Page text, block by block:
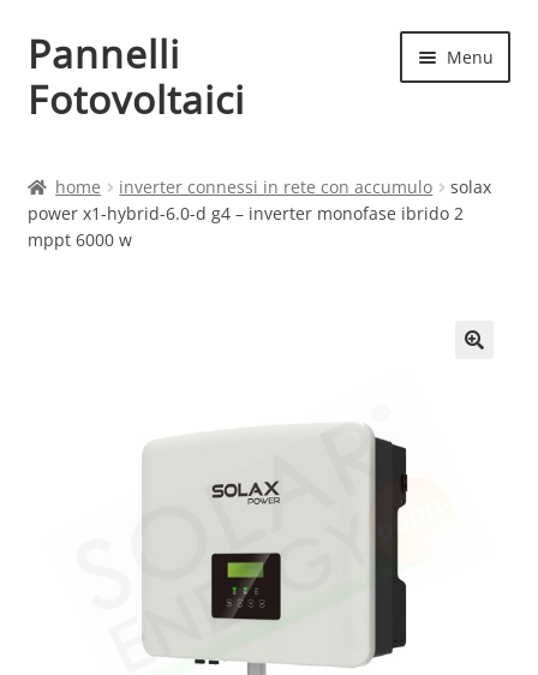
Vai
alla
navigazione
Vai
al
contenuto
Pannelli
Fotovoltaici
Menu
Cart
home inverter connessi in rete con accumulo
solax
power x1-hybrid-6.0-d g4 – inverter monofase ibrido 2
mppt 6000 w